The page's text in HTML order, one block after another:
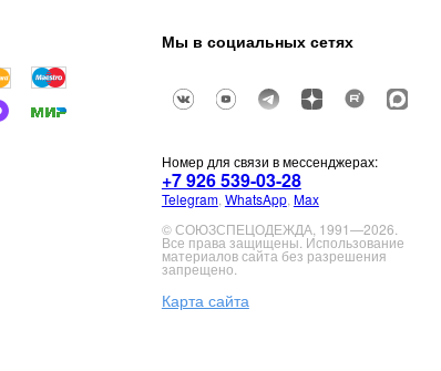
Мы в социальных сетях
Номер для связи в мессенджерах:
+7 926 539-03-28
Telegram, WhatsApp, Max
© СОЮЗСПЕЦОДЕЖДА, 1991—2026.
Все права защищены. Использование
материалов сайта без разрешения
запрещено.
Карта сайта